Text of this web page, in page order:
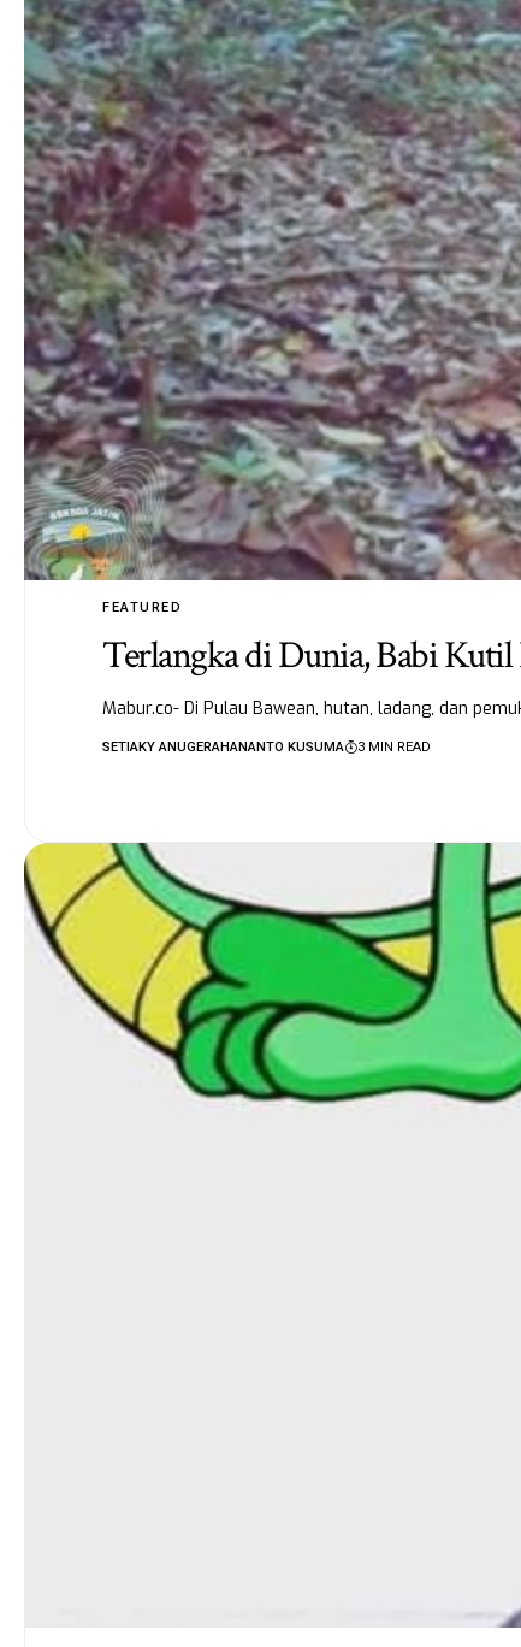
FEATURED
Terlangka di Dunia, Babi
Mabur.co- Di Pulau Bawean, hutan, ladang, dan
SETIAKY ANUGERAHANANTO KUSUMA 3 MIN READ